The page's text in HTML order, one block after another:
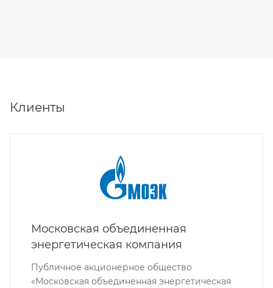
Клиенты
Московская объединенная
энергетическая компания
Публичное акционерное общество
«Московская объединенная энергетическая